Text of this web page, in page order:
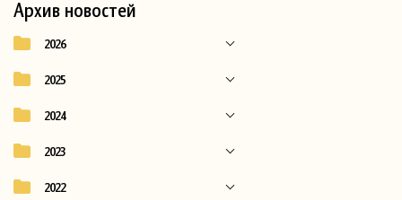
Архив новостей
2026
2025
2024
2023
2022